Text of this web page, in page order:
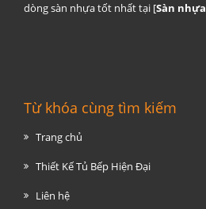
dòng sàn nhựa tốt nhất tại [Sàn nhựa
Từ khóa cùng tìm kiếm
Trang chủ
Thiết Kế Tủ Bếp Hiện Đại
Liên hệ